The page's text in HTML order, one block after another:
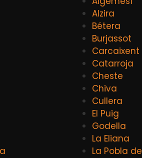
Alzira
Bétera
Burjassot
Carcaixent
Catarroja
Cheste
Chiva
Cullera
El Puig
Godella
La Eliana
La Pobla de